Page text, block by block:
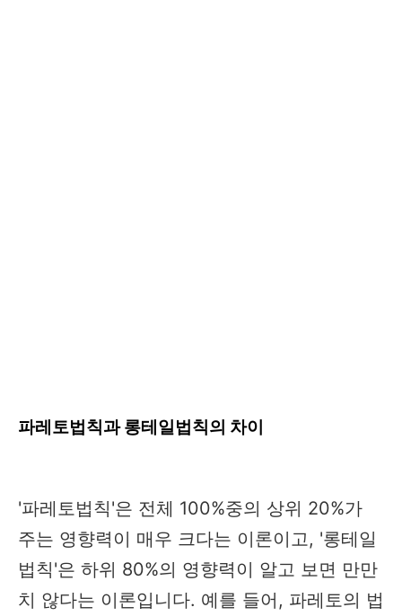
파레토법칙과 롱테일법칙의 차이
'파레토법칙'은 전체 100%중의 상위 20%가
주는 영향력이 매우 크다는 이론이고, '롱테일
법칙'은 하위 80%의 영향력이 알고 보면 만만
치 않다는 이론입니다. 예를 들어, 파레토의 법